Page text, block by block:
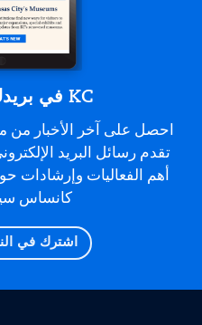
KC في بريدك الإلكتروني
احصل على آخر الأخبار من
أهم الفعاليات وإرشادات
كانساس
اشترك في